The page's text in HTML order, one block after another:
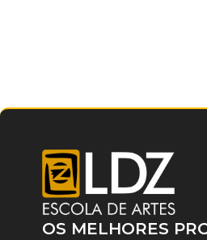
OS MELHORES